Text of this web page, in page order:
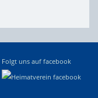
Folgt uns auf facebook